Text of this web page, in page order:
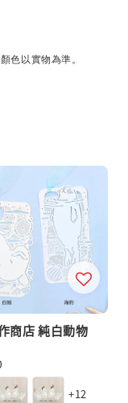
色以實物為準。
商店 純白動物
+12